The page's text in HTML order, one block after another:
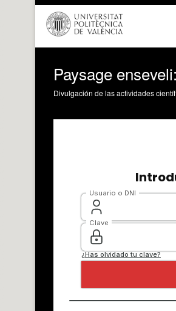
Paysage
Divulgación de las actividades